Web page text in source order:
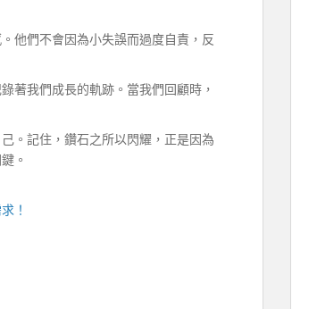
他們不會因為小失誤而過度自責，反
著我們成長的軌跡。當我們回顧時，
。記住，鑽石之所以閃耀，正是因為
。
！